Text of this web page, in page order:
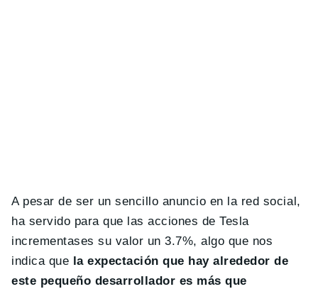
A pesar de ser un sencillo anuncio en la red social,
ha servido para que las acciones de Tesla
incrementases su valor un 3.7%, algo que nos
indica que la expectación que hay alrededor de
este pequeño desarrollador es más que